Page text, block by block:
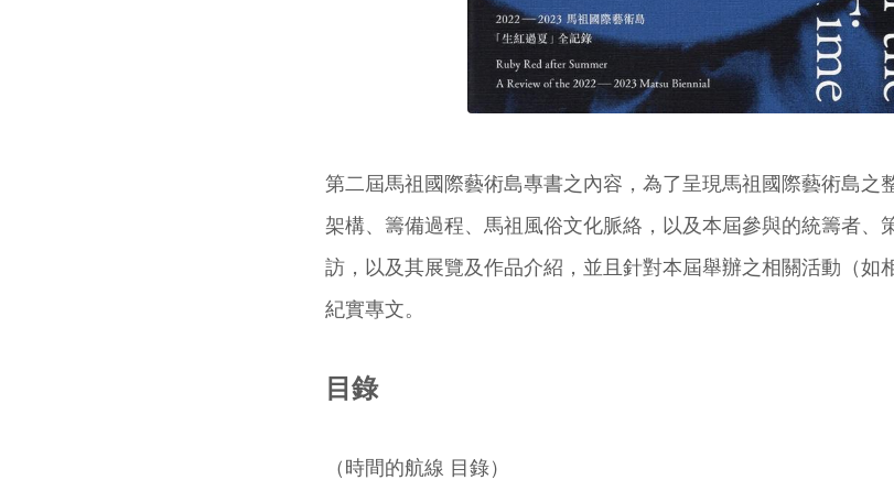
第二屆馬祖國際藝術島專書之內容，為了呈現馬祖國際藝術島之
架構、籌備過程、馬祖風俗文化脈絡，以及本屆參與的統籌者、
訪，以及其展覽及作品介紹，並且針對本屆舉辦之相關活動（如
紀實專文。
目錄
（時間的航線 目錄）